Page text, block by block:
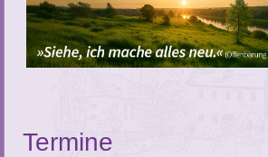
Termine